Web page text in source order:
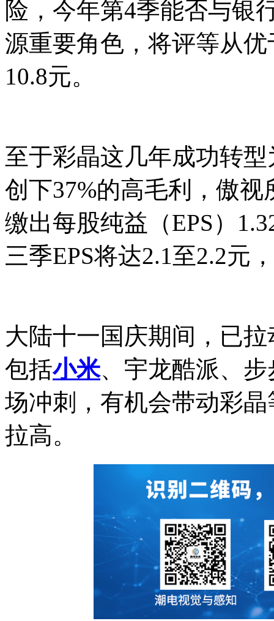
险，今年第4季能否与银
源重要角色，将评等从
10.8元。
至于彩晶这几年成功转
创下37%的高毛利，傲
缴出每股纯益（EPS）
三季EPS将达2.1至2.2元
大陆十一国庆期间，已
包括小米、宇龙酷派、步
场冲刺，有机会带动彩
拉高。